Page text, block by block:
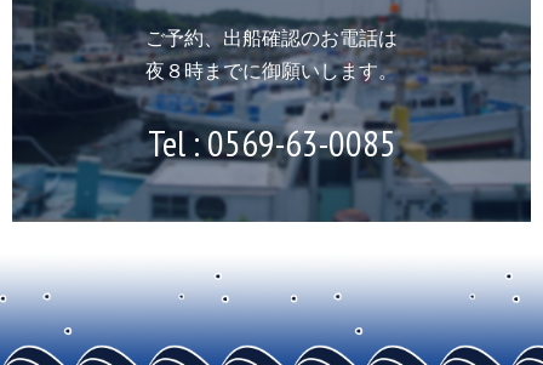
ご予約、出船確認のお電話は
夜８時までに御願いします。
Tel :0569-63-0085